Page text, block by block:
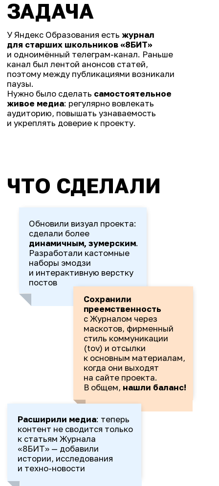
стиль коммуникации
(tov) и отсылки
к основным материалам,
на сайте проекта.
В общем, нашли баланс!
Расширили медиа: теперь
контент не сводится только
к статьям Журнала
«8БИТ» — добавили
истории, исследования
и техно-новости
ЗА КАДРОМ
В канале мы соединяем
объяснения и опыт : разбираем
эксперименты, которые можно
повторить самостоятельно,
и показываем, как всё работает.
Поскольку верим, что без практики
теория невозможна. Например,
новость о разработке в транспорте
объясняли через путешествие
программирования — через машины
Генри Форда.
В анонсах материалов Журнала
«8БИТ» мы не пересказываем
расширяем контекст:
добавляем факты,
сопутствующие идеи и истории.
Так читатель лучше понимает
тему и видит, как статья
вписывается в общую картину
технологий, науки и образования.
РЕЗУЛЬТАТ
площадкив самостоятельное
медиа.
Мы на старте проекта, но уже видим:
Стабильный коэффициент
вовлеченности (ER):
4-5%
Коэффициент вовлеченности
по охвату (ERR):